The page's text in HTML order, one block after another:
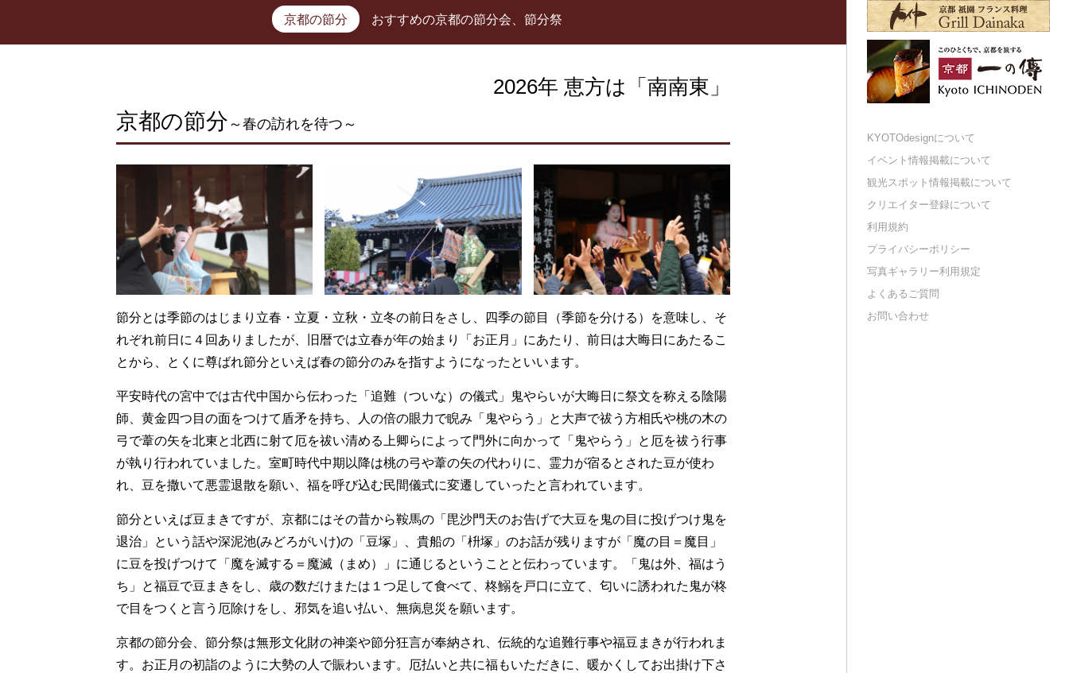
京都の節分 おすすめの京都の節分会、節分祭
2026年 恵方は「南南東」
京都の節分 ～春の訪れを待つ～
節分とは季節のはじまり立春・立夏・立秋・立冬の前日をさし、四季の節目（季節を分ける）を意味し、そ
れぞれ前日に４回ありましたが、旧暦では立春が年の始まり「お正月」にあたり、前日は大晦日にあたるこ
とから、とくに尊ばれ節分といえば春の節分のみを指すようになったといいます。
平安時代の宮中では古代中国から伝わった「追難（ついな）の儀式」鬼やらいが大晦日に祭文を称える陰陽
師、黄金四つ目の面をつけて盾矛を持ち、人の倍の眼力で睨み「鬼やらう」と大声で祓う方相氏や桃の木の
弓で葦の矢を北東と北西に射て厄を祓い清める上卿らによって門外に向かって「鬼やらう」と厄を祓う行事
が執り行われていました。室町時代中期以降は桃の弓や葦の矢の代わりに、霊力が宿るとされた豆が使わ
れ、豆を撒いて悪霊退散を願い、福を呼び込む民間儀式に変遷していったと言われています。
節分といえば豆まきですが、京都にはその昔から鞍馬の「毘沙門天のお告げで大豆を鬼の目に投げつけ鬼を
退治」という話や深泥池(みどろがいけ)の「豆塚」、貴船の「枡塚」のお話が残りますが「魔の目＝魔目」
に豆を投げつけて「魔を滅する＝魔滅（まめ）」に通じるということと伝わっています。「鬼は外、福はう
ち」と福豆で豆まきをし、歳の数だけまたは１つ足して食べて、柊鰯を戸口に立て、匂いに誘われた鬼が柊
で目をつくと言う厄除けをし、邪気を追い払い、無病息災を願います。
京都の節分会、節分祭は無形文化財の神楽や節分狂言が奉納され、伝統的な追難行事や福豆まきが行われま
す。お正月の初詣のように大勢の人で賑わいます。厄払いと共に福もいただきに、暖かくしてお出掛け下さ
KYOTOdesignについて
イベント情報掲載について
観光スポット情報掲載について
クリエイター登録について
利用規約
プライバシーポリシー
写真ギャラリー利用規定
よくあるご質問
お問い合わせ